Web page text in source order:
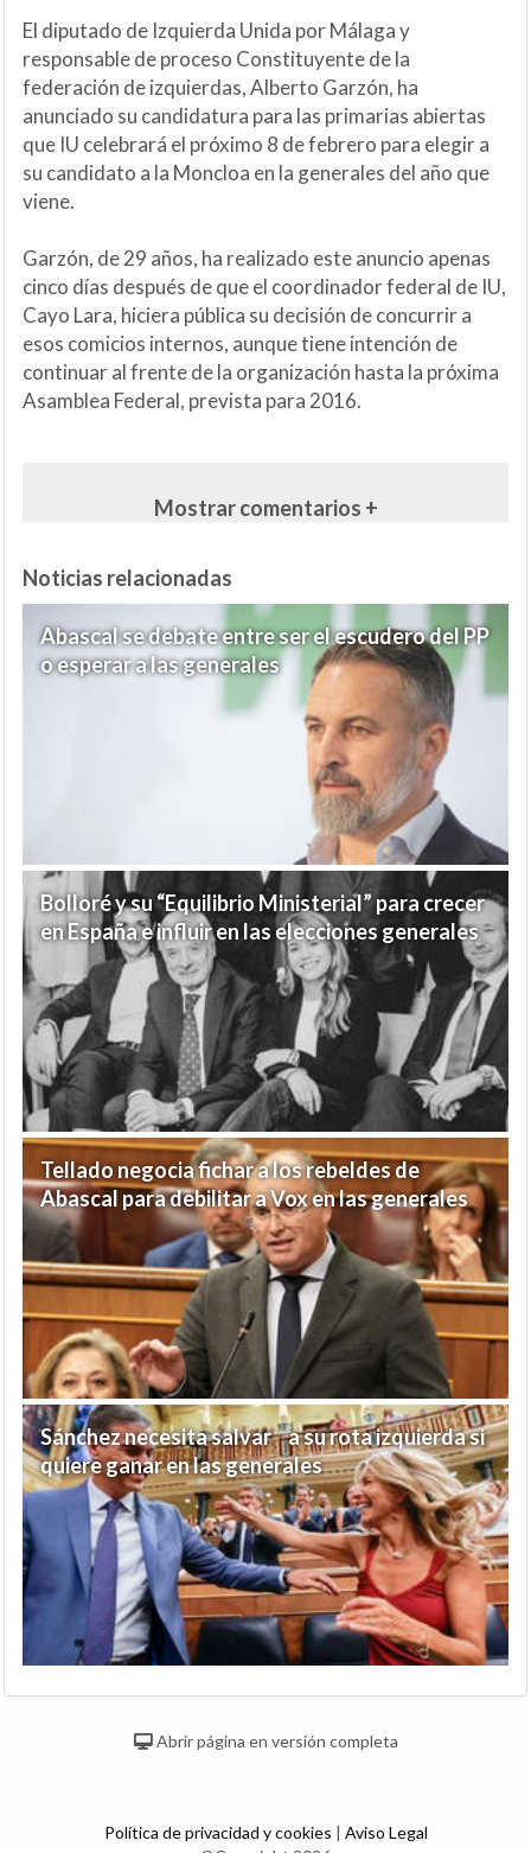
El diputado de Izquierda Unida por Málaga y
responsable de proceso Constituyente de la
federación de izquierdas, Alberto Garzón, ha
anunciado su candidatura para las primarias abiertas
que IU celebrará el próximo 8 de febrero para elegir a
su candidato a la Moncloa en la generales del año que
viene.
Garzón, de 29 años, ha realizado este anuncio apenas
cinco días después de que el coordinador federal de IU,
Cayo Lara, hiciera pública su decisión de concurrir a
esos comicios internos, aunque tiene intención de
continuar al frente de la organización hasta la próxima
Asamblea Federal, prevista para 2016.
Mostrar comentarios +
Noticias relacionadas
Abascal se debate entre ser el escudero del PP
o esperar a las generales
Bolloré y su “Equilibrio Ministerial” para crecer
en España e influir en las elecciones generales
Tellado negocia fichar a los rebeldes de
Abascal para debilitar a Vox en las generales
Sánchez necesita salvar a su rota izquierda si
quiere ganar en las generales
Abrir página en versión completa
Política de privacidad y cookies | Aviso Legal